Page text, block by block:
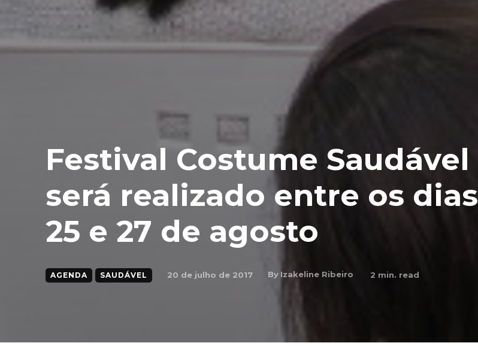
Festival Costume Saudável
será realizado entre os dias
25 e 27 de agosto
AGENDA SAUDÁVEL 20 de julho de 2017 By Izakeline Ribeiro 2 min. read